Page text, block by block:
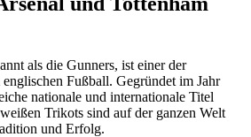
als die Gunners, ist einer der
Fußball. Gegründet im Jahr
nationale und internationale Titel
Trikots sind auf der ganzen Welt
und Erfolg.